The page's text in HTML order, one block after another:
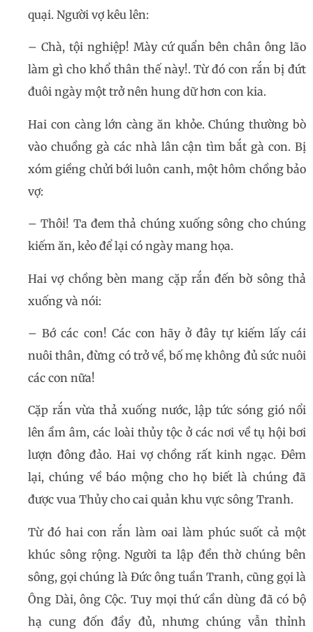
quại. Người vợ kêu lên:
– Chà, tội nghiệp! Mày cứ quẩn bên chân ông lão
làm gì cho khổ thân thế này!. Từ đó con rắn bị đứt
đuôi ngày một trở nên hung dữ hơn con kia.
Hai con càng lớn càng ăn khỏe. Chúng thường bò
vào chuồng gà các nhà lân cận tìm bắt gà con. Bị
xóm giềng chửi bới luôn canh, một hôm chồng bảo
vợ:
– Thôi! Ta đem thả chúng xuống sông cho chúng
kiếm ăn, kẻo để lại có ngày mang họa.
Hai vợ chồng bèn mang cặp rắn đến bờ sông thả
xuống và nói:
– Bớ các con! Các con hãy ở đây tự kiếm lấy cái
nuôi thân, đừng có trở về, bố mẹ không đủ sức nuôi
các con nữa!
Cặp rắn vừa thả xuống nước, lập tức sóng gió nổi
lên ầm âm, các loài thủy tộc ở các nơi về tụ hội bơi
lượn đông đảo. Hai vợ chồng rất kinh ngạc. Đêm
lại, chúng về báo mộng cho họ biết là chúng đã
được vua Thủy cho cai quản khu vực sông Tranh.
Từ đó hai con rắn làm oai làm phúc suốt cả một
khúc sông rộng. Người ta lập đền thờ chúng bên
sông, gọi chúng là Đức ông tuần Tranh, cũng gọi là
Ông Dài, ông Cộc. Tuy mọi thứ cần dùng đã có bộ
hạ cung đốn đầy đủ, nhưng chúng vẫn thỉnh